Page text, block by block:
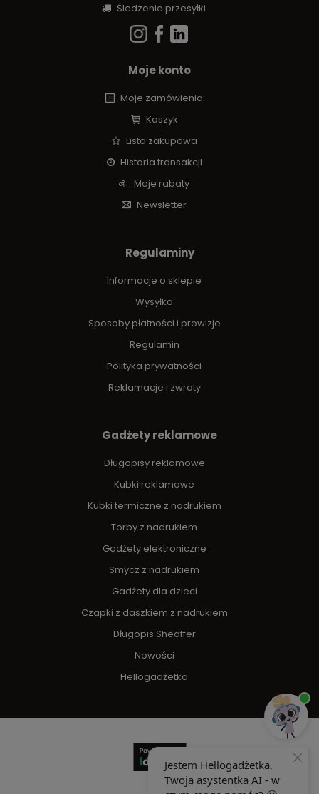
Śledzenie przesyłki
Moje konto
Moje zamówienia
Koszyk
Lista zakupowa
Historia transakcji
Moje rabaty
Newsletter
Regulaminy
Informacje o sklepie
Wysyłka
Sposoby płatności i prowizje
Regulamin
Polityka prywatności
Reklamacje i zwroty
Gadżety reklamowe
Długopisy reklamowe
Kubki reklamowe
Kubki termiczne z nadrukiem
Torby z nadrukiem
Gadżety elektroniczne
Smycz z nadrukiem
Gadżety dla dzieci
Czapki z daszkiem z nadrukiem
Długopis Sheaffer
Nowości
Hellogadżetka